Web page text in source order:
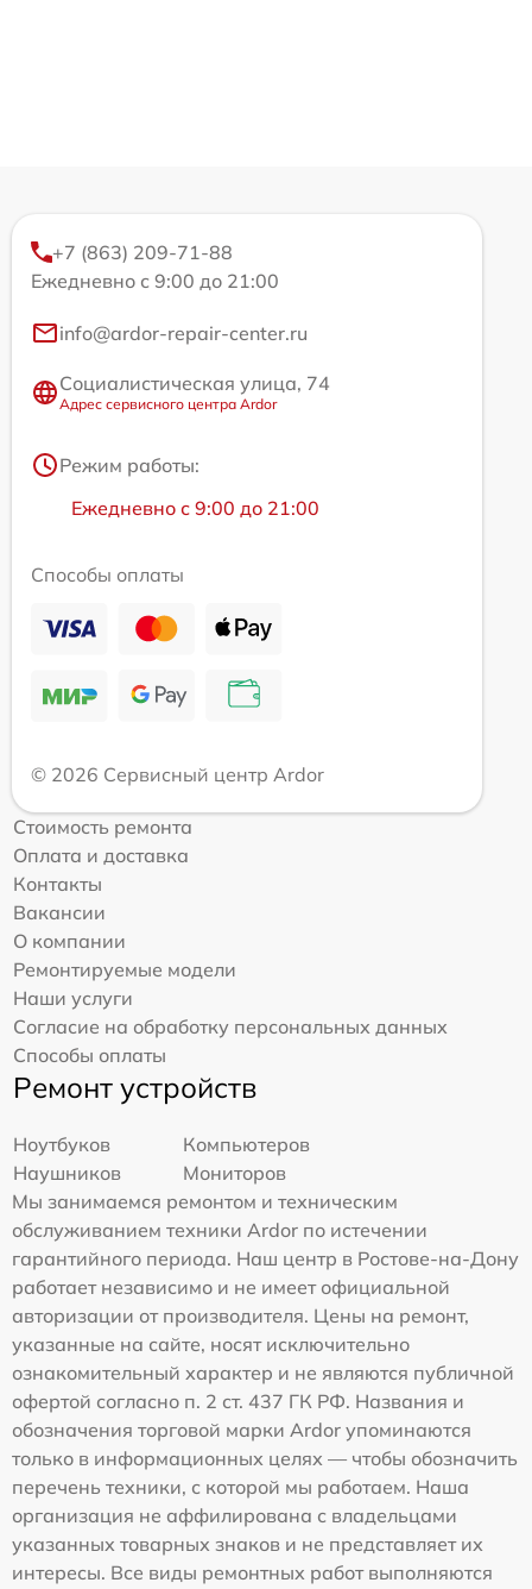
+7 (863) 209-71-88
Ежедневно с 9:00 до 21:00
info@ardor-repair-center.ru
Социалистическая улица, 74
Адрес сервисного центра Ardor
Режим работы:
Ежедневно с 9:00 до 21:00
Способы оплаты
© 2026 Сервисный центр Ardor
Стоимость ремонта
Оплата и доставка
Контакты
Вакансии
О компании
Ремонтируемые модели
Наши услуги
Согласие на обработку персональных данных
Способы оплаты
Ремонт устройств
Ноутбуков
Компьютеров
Наушников
Мониторов
Мы занимаемся ремонтом и техническим
обслуживанием техники Ardor по истечении
гарантийного периода. Наш центр в Ростове-на-Дону
работает независимо и не имеет официальной
авторизации от производителя. Цены на ремонт,
указанные на сайте, носят исключительно
ознакомительный характер и не являются публичной
офертой согласно п. 2 ст. 437 ГК РФ. Названия и
обозначения торговой марки Ardor упоминаются
только в информационных целях — чтобы обозначить
перечень техники, с которой мы работаем. Наша
организация не аффилирована с владельцами
указанных товарных знаков и не представляет их
интересы. Все виды ремонтных работ выполняются